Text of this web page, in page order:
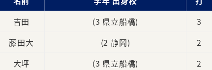
吉田 (3 県立船橋) 3
藤田大 (2 静岡) 2
大坪 (3 県立船橋) 2